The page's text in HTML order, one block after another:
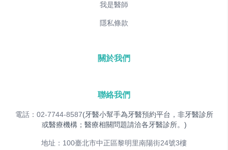
我是醫師
隱私條款
關於我們
聯絡我們
電話：02-7744-8587(牙醫小幫手為牙醫預約平台，非牙醫診所
或醫療機構；醫療相關問題請洽各牙醫診所。)
地址：100臺北市中正區黎明里南陽街24號3樓